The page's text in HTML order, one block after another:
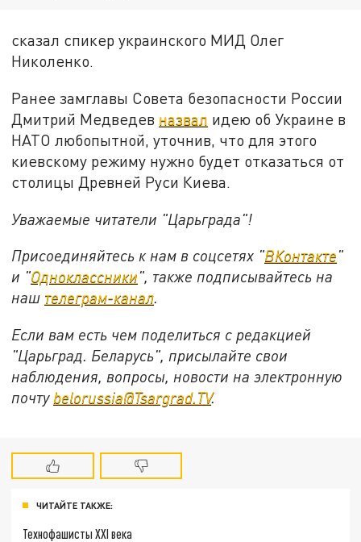
сказал спикер украинского МИД Олег
Николенко.
Ранее замглавы Совета безопасности России
Дмитрий Медведев назвал идею об Украине в
НАТО любопытной, уточнив, что для этого
киевскому режиму нужно будет отказаться от
столицы Древней Руси Киева.
Уважаемые читатели "Царьграда"!
Присоединяйтесь к нам в соцсетях "ВКонтакте"
и "Одноклассники", также подписывайтесь на
наш телеграм-канал.
Если вам есть чем поделиться с редакцией
"Царьград. Беларусь", присылайте свои
наблюдения, вопросы, новости на электронную
почту belorussia@Tsargrad.TV.
ЧИТАЙТЕ ТАКЖЕ:
Технофашисты XXI века